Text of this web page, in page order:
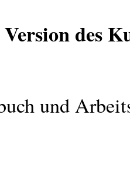
des
und